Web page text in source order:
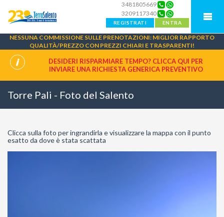
3481805669
3209117340
REGISTRATI ENTRA
NESSUNA COMMISSIONE SULLE PRENOTAZIONI: MIGLIOR RAPPORTO
QUALITÀ/PREZZO CON PREZZI CHIARI E TRASPARENTI!
DESIDERI RISPARMIARE TEMPO? CLICCA QUI PER
INVIARE UNA RICHIESTA GENERICA PREVENTIVO
Torre Pali - Foto del Salento
Clicca sulla foto per ingrandirla e visualizzare la mappa con il punto
esatto da dove è stata scattata